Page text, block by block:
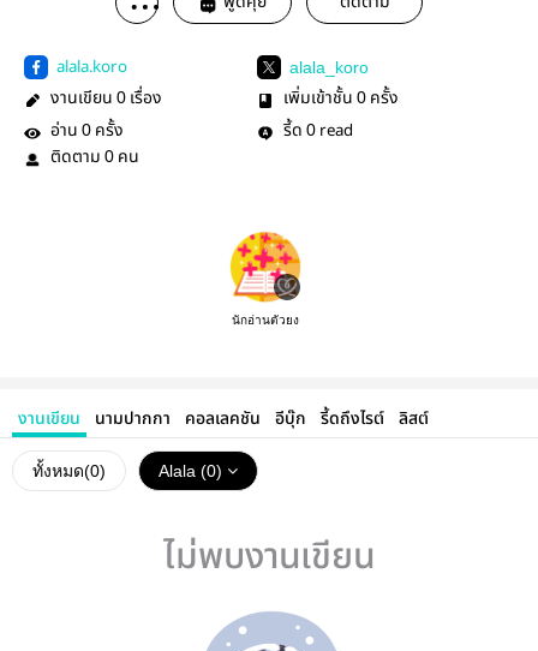
alala.koro alala_koro
งานเขียน 0 เรื่อง เพิ่มเข้าชั้น 0 ครั้ง
อ่าน 0 ครั้ง รี้ด 0 read
ติดตาม 0 คน
นักอ่านตัวยง
งานเขียน นามปากกา คอลเลคชัน อีบุ๊ก รี้ดถึงไรต์ ลิสต์
ทั้งหมด(0) Alala (0)
ไม่พบงานเขียน